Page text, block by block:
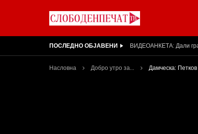
ПОСЛЕДНО ОБЈАВЕНИ Вести на „Слободен
Насловна Добро утро за... Дамческа: